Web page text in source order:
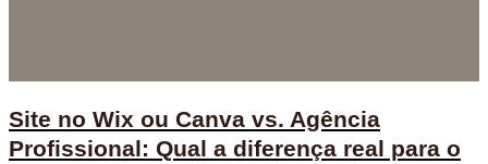
Site no Wix ou Canva vs. Agência
Profissional: Qual a diferença real para o